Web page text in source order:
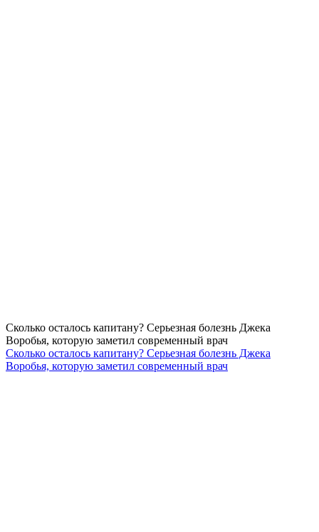
Сколько осталось капитану? Серьезная болезнь Джека
Воробья, которую заметил современный врач
Сколько осталось капитану? Серьезная болезнь Джека
Воробья, которую заметил современный врач